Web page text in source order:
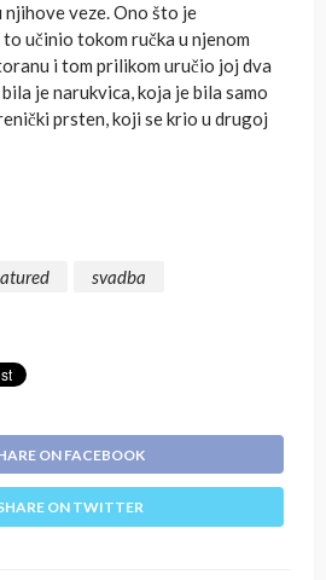
veze. Ono što je
učinio tokom ručka u njenom
i tom prilikom uručio joj dva
je narukvica, koja je bila samo
prsten, koji se krio u drugoj
svadba
ON FACEBOOK
ON TWITTER